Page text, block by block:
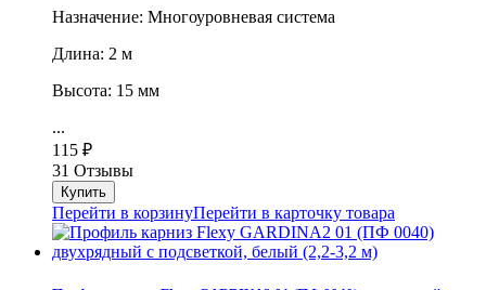
Назначение: Многоуровневая система
Длина: 2 м
Высота: 15 мм
...
115 ₽
31 Отзывы
Перейти в корзинуПерейти в карточку товара